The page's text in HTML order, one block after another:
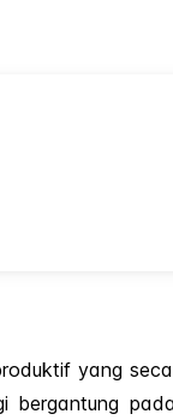
yang
bergantung